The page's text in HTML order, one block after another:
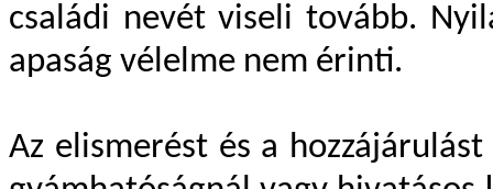
családi nevét viseli tovább.
apaság vélelme nem érinti.
Az elismerést és a